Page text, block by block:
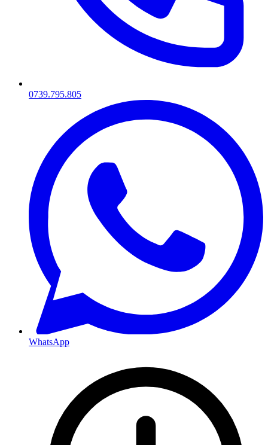
0739.795.805
WhatsApp